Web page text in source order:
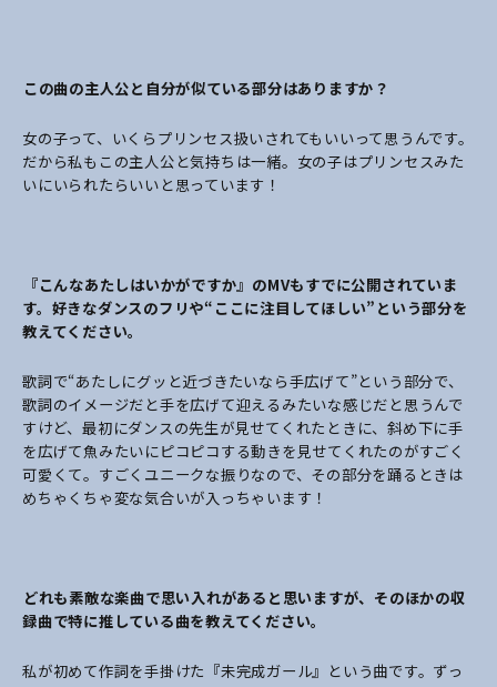
――この曲の主人公と自分が似ている部分はありますか？
女の子って、いくらプリンセス扱いされてもいいって思うんです。
だから私もこの主人公と気持ちは一緒。女の子はプリンセスみた
いにいられたらいいと思っています！
――『こんなあたしはいかがですか』のMVもすでに公開されていま
す。好きなダンスのフリや“ここに注目してほしい”という部分を
教えてください。
歌詞で“あたしにグッと近づきたいなら手広げて”という部分で、
歌詞のイメージだと手を広げて迎えるみたいな感じだと思うんで
すけど、最初にダンスの先生が見せてくれたときに、斜め下に手
を広げて魚みたいにピコピコする動きを見せてくれたのがすごく
可愛くて。すごくユニークな振りなので、その部分を踊るときは
めちゃくちゃ変な気合いが入っちゃいます！
――どれも素敵な楽曲で思い入れがあると思いますが、そのほかの収
録曲で特に推している曲を教えてください。
私が初めて作詞を手掛けた『未完成ガール』という曲です。ずっ